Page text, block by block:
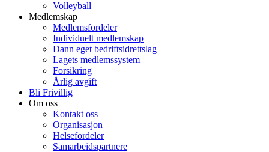
Volleyball
Medlemskap
Medlemsfordeler
Individuelt medlemskap
Dann eget bedriftsidrettslag
Lagets medlemssystem
Forsikring
Årlig avgift
Bli Frivillig
Om oss
Kontakt oss
Organisasjon
Helsefordeler
Samarbeidspartnere